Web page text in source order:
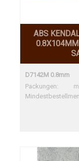
ABS
0.8X104MM
D7142M 0.8mm
Packungen: